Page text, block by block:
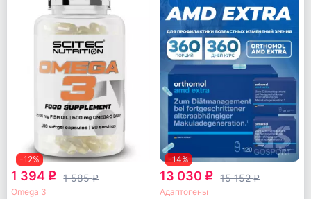
-12%
1 394 q 1 585q
Omega 3
-14%
13 030 q 15 152q
Адаптогены